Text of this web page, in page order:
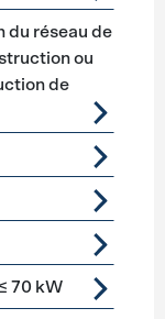
du réseau de
ou
de
70 kW